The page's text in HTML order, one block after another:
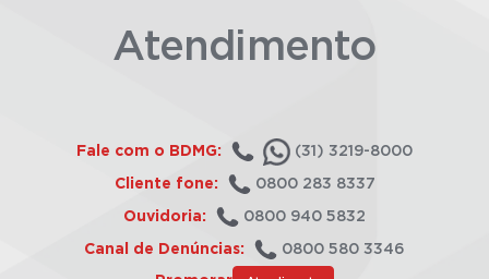
Atendimento
Fale com o BDMG: (31) 3219-8000
Cliente fone: 0800 283 8337
Ouvidoria: 0800 940 5832
Canal de Denúncias: 0800 580 3346